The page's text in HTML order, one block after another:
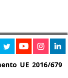
UE 2016/679